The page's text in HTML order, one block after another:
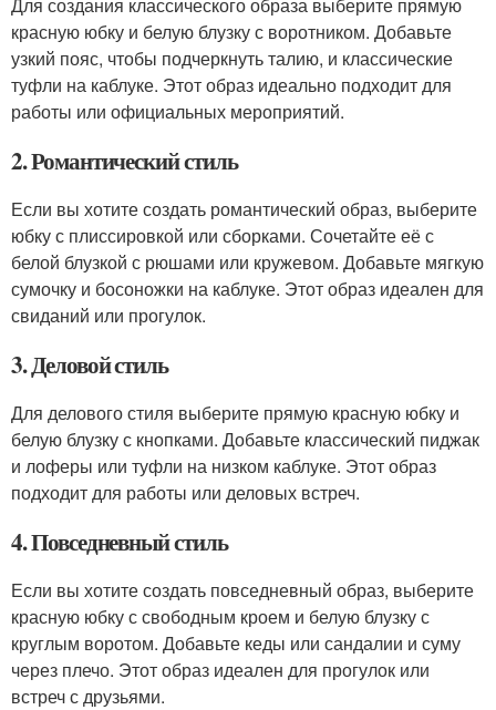
красную юбку и белую блузку с воротником. Добавьте
узкий пояс, чтобы подчеркнуть талию, и классические
туфли на каблуке. Этот образ идеально подходит для
работы или официальных мероприятий.
2. Романтический стиль
Если вы хотите создать романтический образ, выберите
юбку с плиссировкой или сборками. Сочетайте её с
белой блузкой с рюшами или кружевом. Добавьте мягкую
сумочку и босоножки на каблуке. Этот образ идеален для
свиданий или прогулок.
3. Деловой стиль
Для делового стиля выберите прямую красную юбку и
белую блузку с кнопками. Добавьте классический пиджак
и лоферы или туфли на низком каблуке. Этот образ
подходит для работы или деловых встреч.
4. Повседневный стиль
Если вы хотите создать повседневный образ, выберите
красную юбку с свободным кроем и белую блузку с
круглым воротом. Добавьте кеды или сандалии и суму
через плечо. Этот образ идеален для прогулок или
встреч с друзьями.